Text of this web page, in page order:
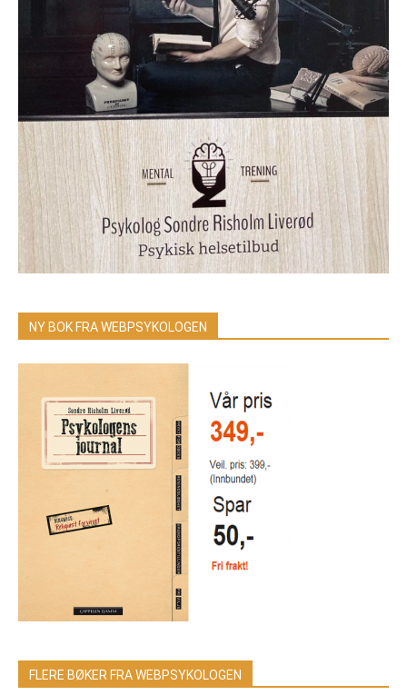
NY BOK FRA WEBPSYKOLOGEN
FLERE BØKER FRA WEBPSYKOLOGEN